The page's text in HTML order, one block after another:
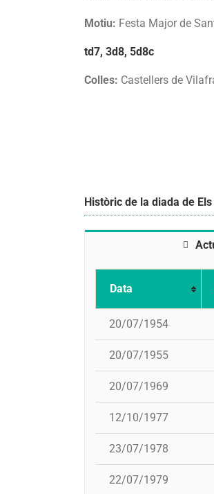
Motiu: Festa Major de
td7, 3d8, 5d8c
Colles: Castellers de
Històric de la diada de
Data
20/07/1954
20/07/1955
20/07/1969
12/10/1977
23/07/1978
22/07/1979